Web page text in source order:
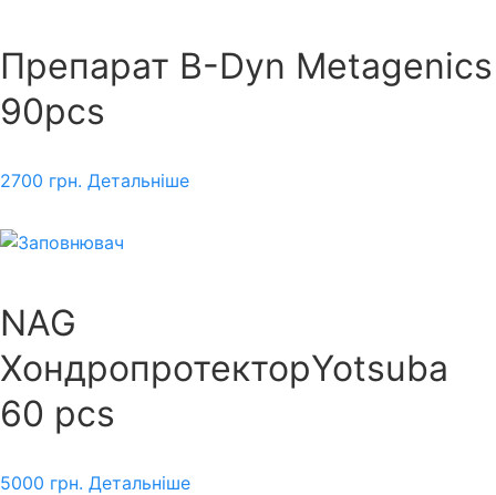
Препарат B-Dyn Metagenics
90pcs
2700 грн. Детальніше
NAG
ХондропротекторYotsuba
60 pcs
5000 грн. Детальніше